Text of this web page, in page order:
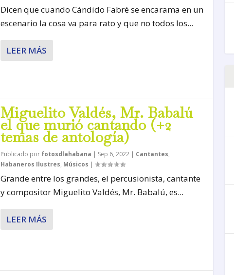
Dicen que cuando Cándido Fabré se encarama en un
escenario la cosa va para rato y que no todos los...
LEER MÁS
Miguelito Valdés, Mr. Babalú
el que murió cantando (+2
temas de antología)
Publicado por fotosdlahabana | Sep 6, 2022| Cantantes,
Habaneros Ilustres, Músicos |
Grande entre los grandes, el percusionista, cantante
y compositor Miguelito Valdés, Mr. Babalú, es...
LEER MÁS